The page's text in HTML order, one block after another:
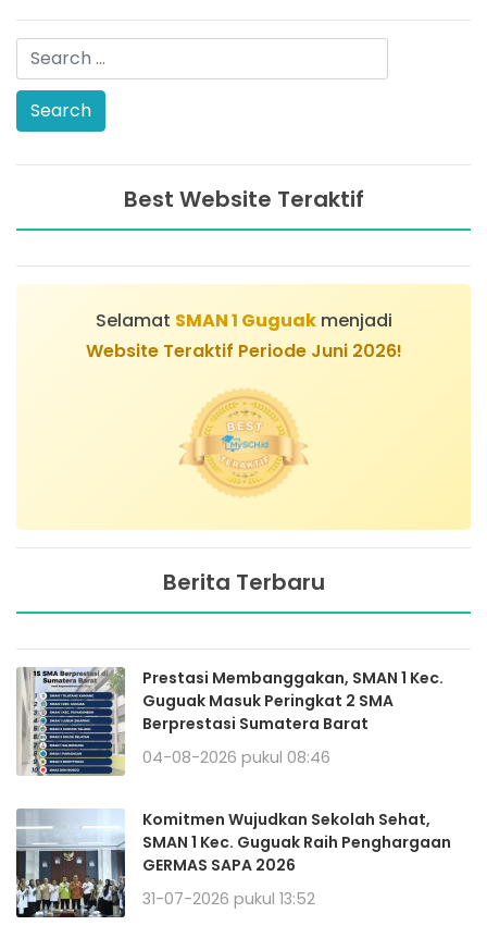
Best Website Teraktif
Selamat SMAN 1 Guguakmenjadi
Website Teraktif Periode Juni 2026!
Berita Terbaru
Prestasi Membanggakan, SMAN 1 Kec.
Guguak Masuk Peringkat 2 SMA
Berprestasi Sumatera Barat
04-08-2026 pukul 08:46
Komitmen Wujudkan Sekolah Sehat,
SMAN 1 Kec. Guguak Raih Penghargaan
GERMAS SAPA 2026
31-07-2026 pukul 13:52